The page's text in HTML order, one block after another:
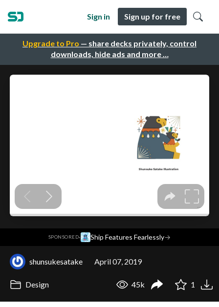
Upgrade to Pro — share decks privately, control
downloads, hide ads and more …
Sign in Sign up for free
SPONSORED· Ship Features Fearlessly→
shunsukesatake April 07, 2019
Design 45k 1